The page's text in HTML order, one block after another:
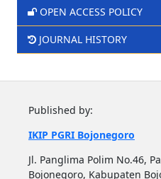
OPEN ACCESS POLICY
JOURNAL HISTORY
Published by:
IKIP PGRI Bojonegoro
Jl. Panglima Polim No.46,
Bojonegoro, Kabupaten